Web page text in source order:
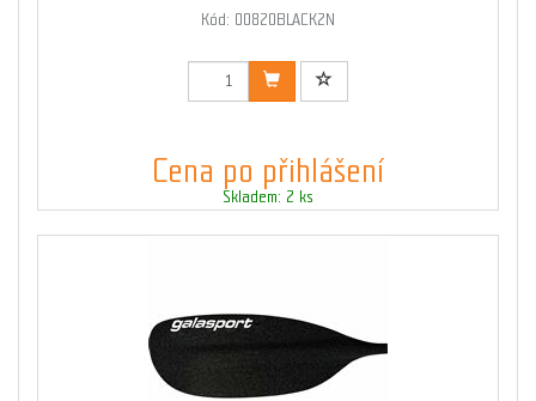
Kód: 00820BLACK2N
Cena po přihlášení
Skladem: 2 ks